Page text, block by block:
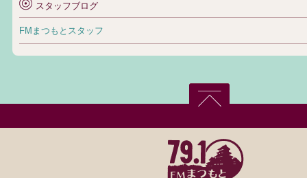
スタッフブログ
FMまつもとスタッフ